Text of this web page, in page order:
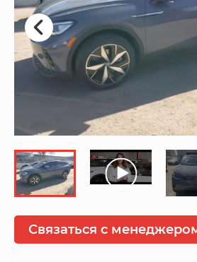
Связаться с